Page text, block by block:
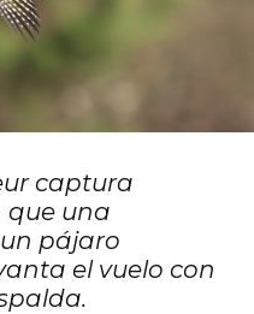
captura
que una
pájaro
el vuelo con